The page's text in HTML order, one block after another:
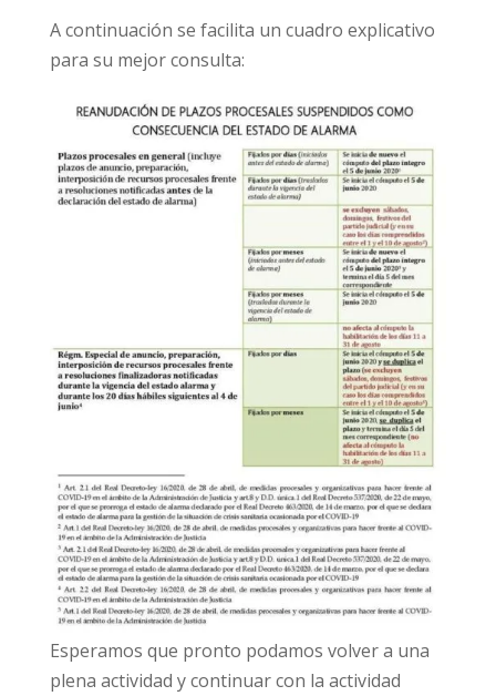
A continuación se facilita un cuadro explicativo
para su mejor consulta:
Esperamos que pronto podamos volver a una
plena actividad y continuar con la actividad